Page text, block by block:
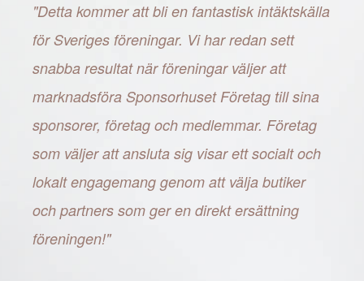
"Detta kommer att bli en fantastisk intäktskälla
för Sveriges föreningar. Vi har redan sett
snabba resultat när föreningar väljer att
marknadsföra Sponsorhuset Företag till sina
sponsorer, företag och medlemmar. Företag
som väljer att ansluta sig visar ett socialt och
lokalt engagemang genom att välja butiker
och partners som ger en direkt ersättning
föreningen!"